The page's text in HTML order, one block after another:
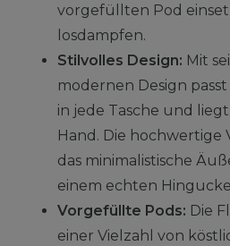
vorgefüllten Pod
losdampfen.
Stilvolles Design: Mit
modernen Design
in jede Tasche und
Hand. Die hochwertige
das minimalistische
einem echten
Vorgefüllte Pods: Die
einer Vielzahl von